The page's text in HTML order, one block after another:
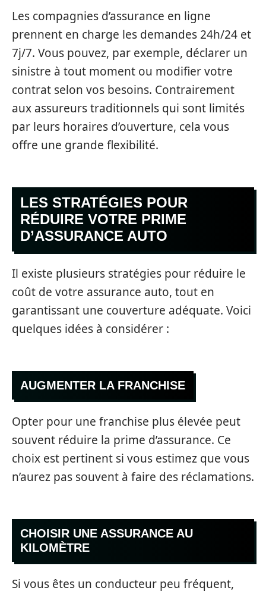
Les compagnies d’assurance en ligne
prennent en charge les demandes 24h/24 et
7j/7. Vous pouvez, par exemple, déclarer un
sinistre à tout moment ou modifier votre
contrat selon vos besoins. Contrairement
aux assureurs traditionnels qui sont limités
par leurs horaires d’ouverture, cela vous
offre une grande flexibilité.
LES STRATÉGIES POUR
RÉDUIRE VOTRE PRIME
D’ASSURANCE AUTO
Il existe plusieurs stratégies pour réduire le
coût de votre assurance auto, tout en
garantissant une couverture adéquate. Voici
quelques idées à considérer :
AUGMENTER LA FRANCHISE
Opter pour une franchise plus élevée peut
souvent réduire la prime d’assurance. Ce
choix est pertinent si vous estimez que vous
n’aurez pas souvent à faire des réclamations.
CHOISIR UNE ASSURANCE AU
KILOMÈTRE
Si vous êtes un conducteur peu fréquent,